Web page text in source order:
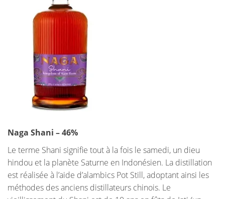
Naga Shani – 46%
Le terme Shani signifie tout à la fois le samedi, un dieu
hindou et la planète Saturne en Indonésien. La distillation
est réalisée à l’aide d’alambics Pot Still, adoptant ainsi les
méthodes des anciens distillateurs chinois. Le